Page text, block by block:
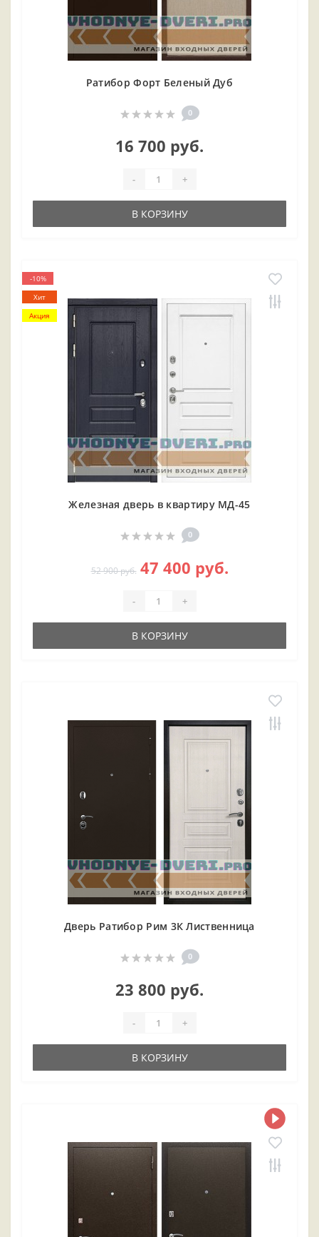
Ратибор Форт Беленый Дуб
0
16 700 руб.
- +
В КОРЗИНУ
-10%
Хит
Акция
Железная дверь в квартиру МД-45
0
52 900 руб. 47 400 руб.
- +
В КОРЗИНУ
Дверь Ратибор Рим 3К Лиственница
0
23 800 руб.
- +
В КОРЗИНУ